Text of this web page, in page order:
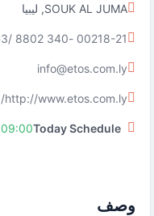
SOUK AL JUMA, ليبيا
00218-21 -340 8802 /03.
info@etos.com.ly
http://www.etos.com.ly/
Today Schedule
09:00 - 18:00
وصف